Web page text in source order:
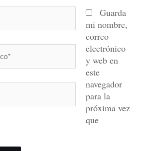
Guarda
mi nombre,
correo
electrónico
y web en
este
navegador
para la
próxima vez
que